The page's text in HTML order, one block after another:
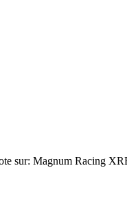
sur: Magnum Racing